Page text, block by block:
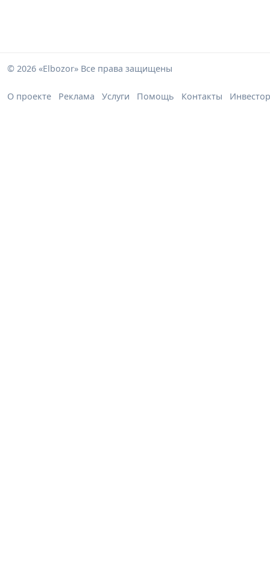
© 2026 «Elbozor» Все права защищены
О проекте Реклама Услуги Помощь Контакты